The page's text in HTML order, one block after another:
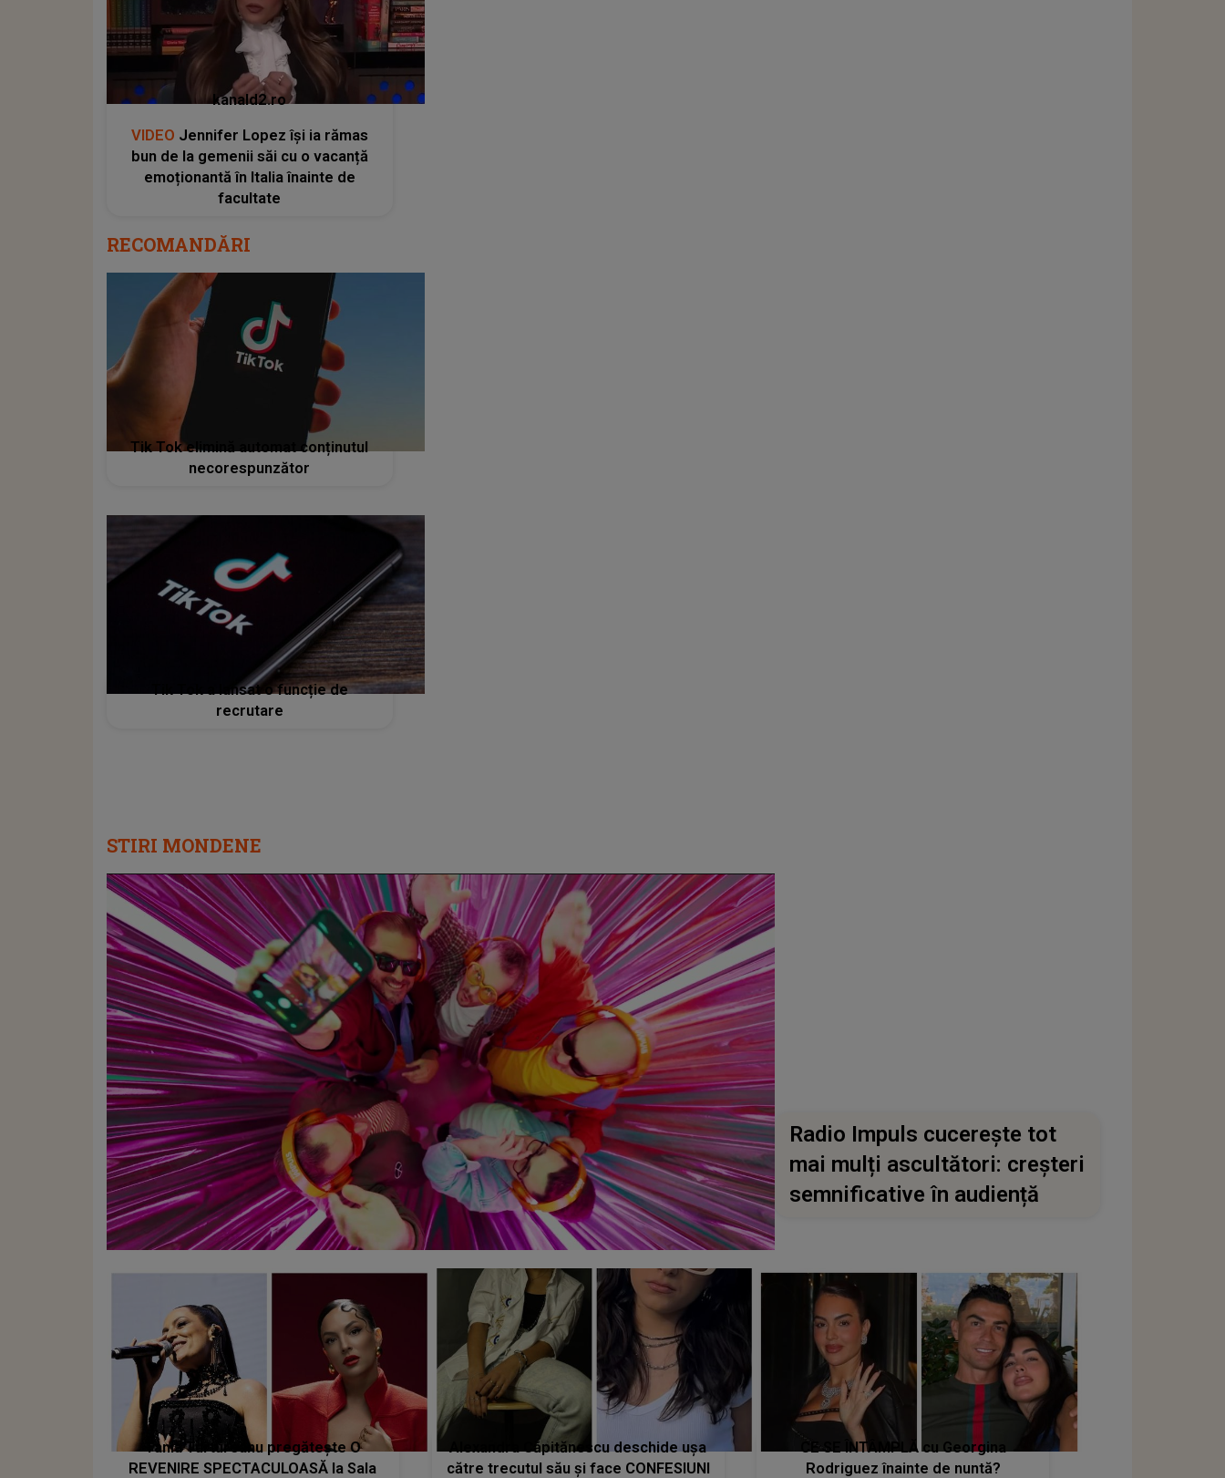
kanald2.ro
VIDEO Jennifer Lopez își ia rămas
bun de la gemenii săi cu o vacanță
emoționantă în Italia înainte de
facultate
RECOMANDĂRI
Tik Tok elimină automat conținutul
necorespunzător
Tik Tok a lansat o funcție de
recrutare
STIRI MONDENE
Radio Impuls cucerește tot
mai mulți ascultători: creșteri
semnificative în audiență
Tania Turtureanu pregătește O
REVENIRE SPECTACULOASĂ la Sala
Alexandra Căpitănescu deschide ușa
către trecutul său și face CONFESIUNI
CE SE ÎNTÂMPLĂ cu Georgina
Rodriguez înainte de nuntă?